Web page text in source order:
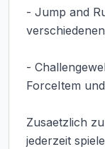
- Jump and
-
ForceItem
Zusaetzlich
jederzeit